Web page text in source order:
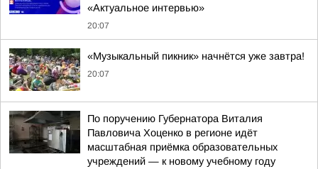
«Актуальное интервью»
20:07
«Музыкальный пикник» начнётся уже завтра!
20:07
По поручению Губернатора Виталия
Павловича Хоценко в регионе идёт
масштабная приёмка образовательных
учреждений — к новому учебному году